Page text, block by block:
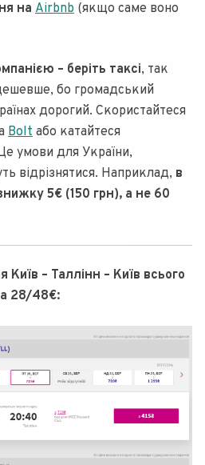
на Airbnb (якщо саме воно
– беріть таксі, так
бо громадський
дорогий. Скористайтеся
Bolt або катайтеся
умови для України,
відрізнятися. Наприклад, в
5€ (150 грн), а не 60
– Таллінн – Київ всього
28/48€: